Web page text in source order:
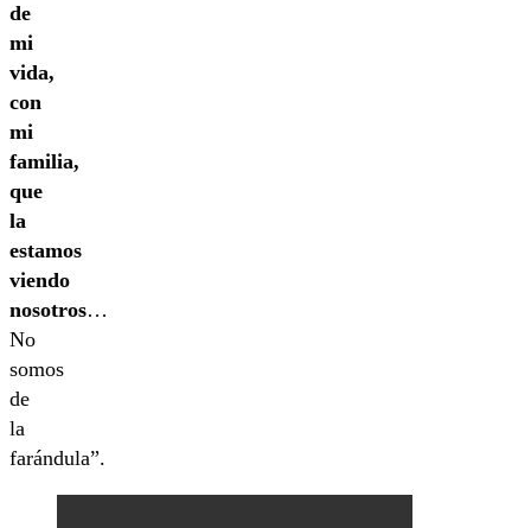
de
mi
vida,
con
mi
familia,
que
la
estamos
viendo
nosotros…
No
somos
de
la
farándula”.